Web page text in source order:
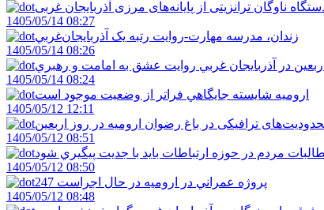
1405/05/14 08:27
زندان، مدرسه مهارت-روايت رتبه يک آذربايجان‌غربي
1405/05/14 08:26
اربعين در آذربايجان غربي روايت عشق به امامت و رهبري
1405/05/14 08:24
اروميه شايسته جايگاهي فراتر از وضعيت موجود است
1405/05/12 12:11
ترافیکی در باغ رضوان ارومیه در روز اربعین
1405/05/12 08:51
مردم در حوزه ارتباطات بايد با جديت پيگيري شود
1405/05/12 08:50
247 پروژه عمراني در اروميه در حال اجراست
1405/05/12 08:48